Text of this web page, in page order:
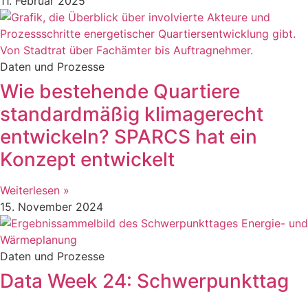
Daten und Prozesse
Wie bestehende Quartiere
standardmäßig klimagerecht
entwickeln? SPARCS hat ein
Konzept entwickelt
Weiterlesen »
15. November 2024
Daten und Prozesse
Data Week 24: Schwerpunkttag